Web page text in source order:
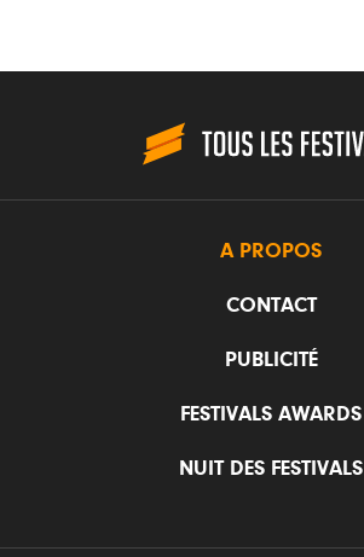
A PROPOS
CONTACT
PUBLICITÉ
FESTIVALS AWARDS
NUIT DES FESTIVALS